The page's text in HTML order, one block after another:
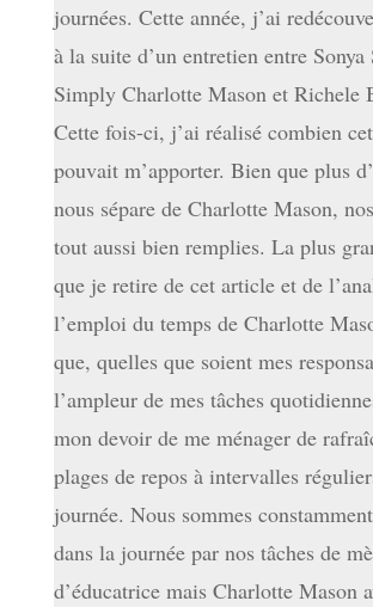
journées. Cette année, j’ai
à la suite d’un entretien entre Sonya
Simply Charlotte Mason et Richele
Cette fois-ci, j’ai réalisé combien
pouvait m’apporter. Bien que plus
nous sépare de Charlotte Mason,
tout aussi bien remplies. La plus
que je retire de cet article et de
l’emploi du temps de Charlotte
que, quelles que soient mes
l’ampleur de mes tâches
mon devoir de me ménager de
plages de repos à intervalles
journée. Nous sommes
dans la journée par nos tâches de
d’éducatrice mais Charlotte Mason